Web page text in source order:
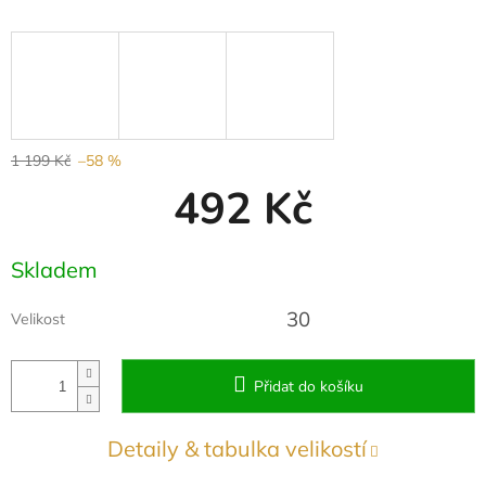
1 199 Kč –58 %
492 Kč
Měrná
cena:
Skladem
Velikost 30
Přidat do košíku
Detaily & tabulka velikostí